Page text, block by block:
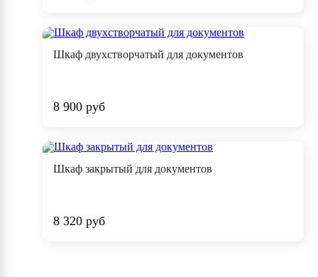
Шкаф двухстворчатый для документов
8 900 руб
Шкаф закрытый для документов
8 320 руб